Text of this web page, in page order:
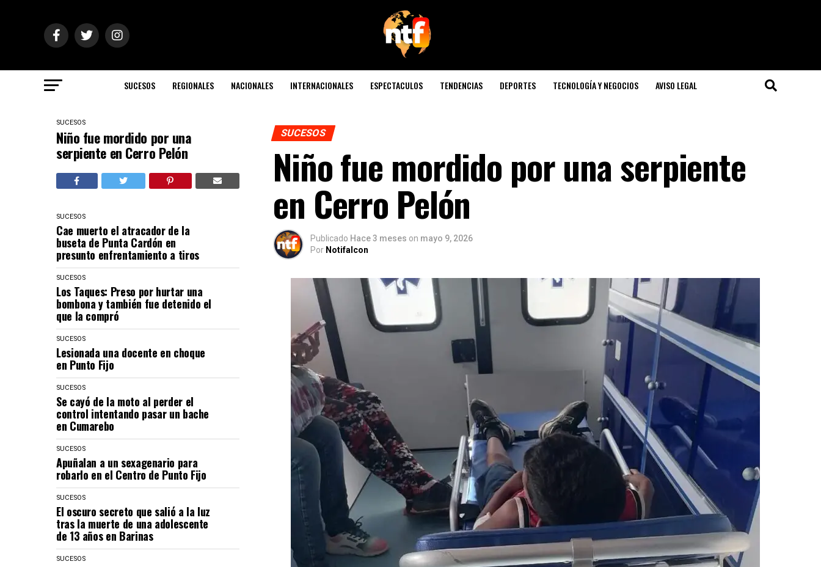
SUCESOS REGIONALES NACIONALES INTERNACIONALES ESPECTACULOS TENDENCIAS DEPORTES TECNOLOGÍA Y NEGOCIOS AVISO LEGAL
SUCESOS
Niño fue mordido por una
serpiente en Cerro Pelón
SUCESOS
Cae muerto el atracador de la
buseta de Punta Cardón en
presunto enfrentamiento a tiros
SUCESOS
Los Taques: Preso por hurtar una
bombona y también fue detenido el
que la compró
SUCESOS
Lesionada una docente en choque
en Punto Fijo
SUCESOS
Se cayó de la moto al perder el
control intentando pasar un bache
en Cumarebo
SUCESOS
Apuñalan a un sexagenario para
robarlo en el Centro de Punto Fijo
SUCESOS
El oscuro secreto que salió a la luz
tras la muerte de una adolescente
de 13 años en Barinas
SUCESOS
SUCESOS
Niño fue mordido por una serpiente
en Cerro Pelón
Publicado Hace 3 meses on mayo 9, 2026
Por Notifalcon